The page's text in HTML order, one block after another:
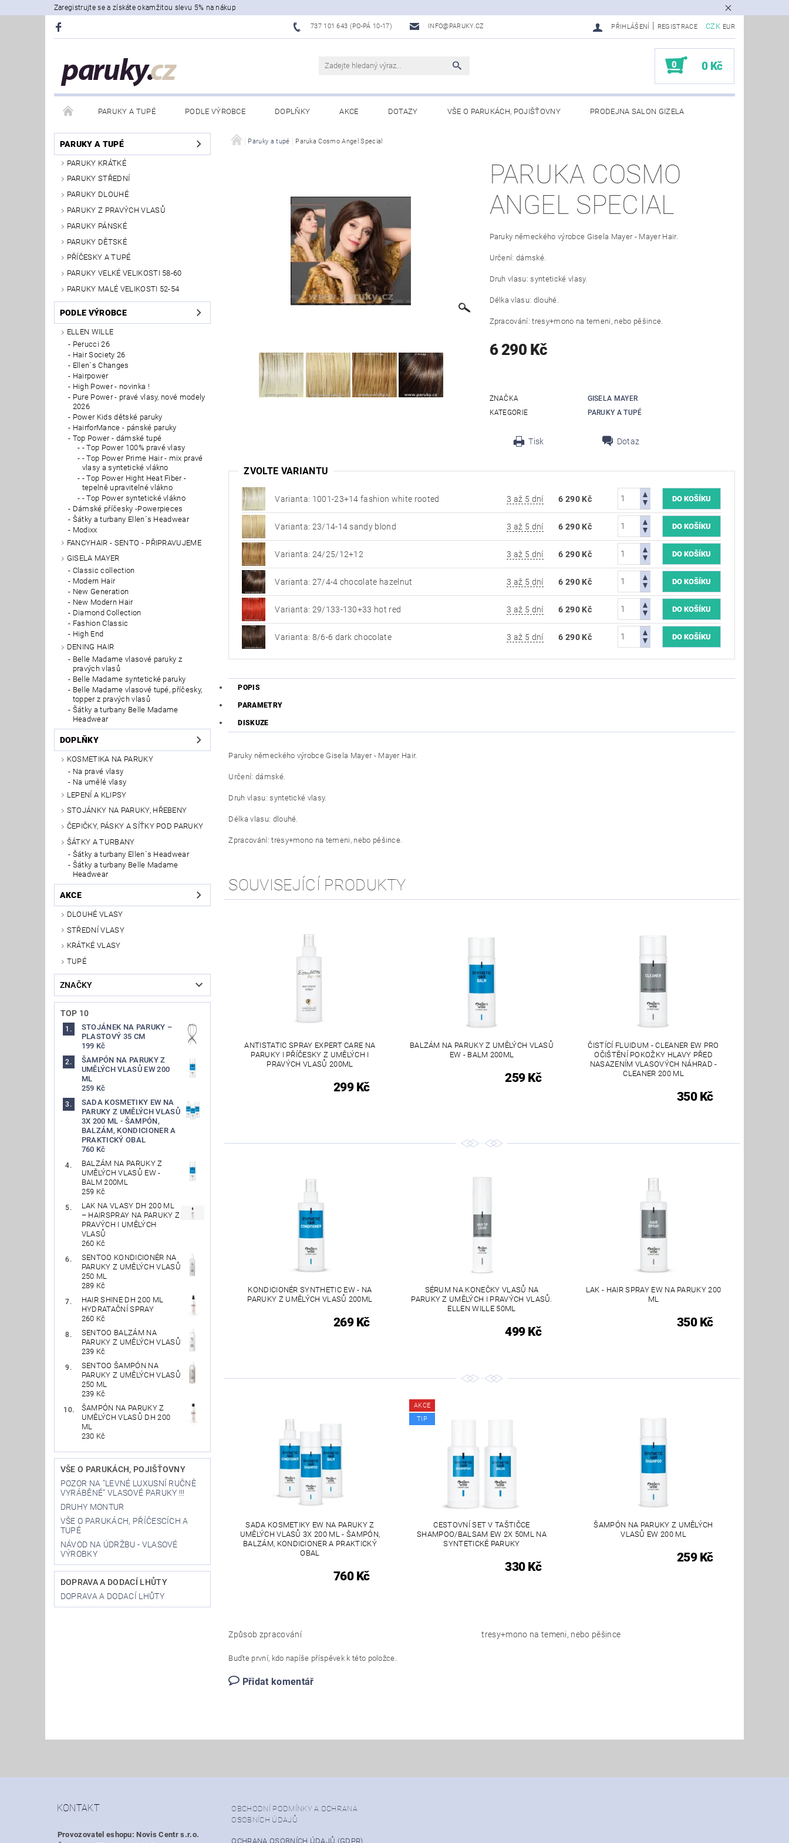
Zaregistrujte se a získáte okamžitou slevu 5% na nákup
737 101 643 (PO-PÁ 10-17) INFO@PARUKY.CZ CZK EUR
PŘIHLÁŠENÍ REGISTRACE
0 0 Kč
PARUKY A TUPÉ PODLE VÝROBCE DOPLŇKY AKCE DOTAZY VŠE O PARUKÁCH, POJIŠŤOVNY PRODEJNA SALON GIZELA
PARUKY A TUPÉ
PARUKY KRÁTKÉ
PARUKY STŘEDNÍ
PARUKY DLOUHÉ
PARUKY Z PRAVÝCH VLASŮ
PARUKY PÁNSKÉ
PARUKY DĚTSKÉ
PŘÍČESKY A TUPÉ
PARUKY VELKÉ VELIKOSTI 58-60
PARUKY MALÉ VELIKOSTI 52-54
PODLE VÝROBCE
ELLEN WILLE
Perucci 26
Hair Society 26
Ellen´s Changes
Hairpower
High Power - novinka !
Pure Power - pravé vlasy, nové modely
2026
Power Kids dětské paruky
HairforMance - pánské paruky
Top Power - dámské tupé
- Top Power 100% pravé vlasy
- Top Power Prime Hair - mix pravé
vlasy a syntetické vlákno
- Top Power Hight Heat Fiber -
tepelně upravitelné vlákno
- Top Power syntetické vlákno
Dámské příčesky -Powerpieces
Šátky a turbany Ellen´s Headwear
Modixx
FANCYHAIR - SENTO - PŘIPRAVUJEME
GISELA MAYER
Classic collection
Modern Hair
New Generation
New Modern Hair
Diamond Collection
Fashion Classic
High End
DENING HAIR
Belle Madame vlasové paruky z
pravých vlasů
Belle Madame syntetické paruky
Belle Madame vlasové tupé, příčesky,
topper z pravých vlasů
Šátky a turbany Belle Madame
Headwear
DOPLŇKY
KOSMETIKA NA PARUKY
Na pravé vlasy
Na umělé vlasy
LEPENÍ A KLIPSY
STOJÁNKY NA PARUKY, HŘEBENY
ČEPIČKY, PÁSKY A SÍŤKY POD PARUKY
ŠÁTKY A TURBANY
Šátky a turbany Ellen´s Headwear
Šátky a turbany Belle Madame
Headwear
AKCE
DLOUHÉ VLASY
STŘEDNÍ VLASY
KRÁTKÉ VLASY
TUPÉ
ZNAČKY
TOP 10
STOJÁNEK NA PARUKY –
PLASTOVÝ 35 CM
199 Kč
ŠAMPÓN NA PARUKY Z
UMĚLÝCH VLASŮ EW 200
ML
259 Kč
SADA KOSMETIKY EW NA
PARUKY Z UMĚLÝCH VLASŮ
3X 200 ML - ŠAMPÓN,
BALZÁM, KONDICIONER A
PRAKTICKÝ OBAL
760 Kč
BALZÁM NA PARUKY Z
UMĚLÝCH VLASŮ EW -
BALM 200ML
259 Kč
LAK NA VLASY DH 200 ML
– HAIRSPRAY NA PARUKY Z
PRAVÝCH I UMĚLÝCH
VLASŮ
260 Kč
SENTOO KONDICIONÉR NA
PARUKY Z UMĚLÝCH VLASŮ
250 ML
289 Kč
HAIR SHINE DH 200 ML
HYDRATAČNÍ SPRAY
260 Kč
SENTOO BALZÁM NA
PARUKY Z UMĚLÝCH VLASŮ
239 Kč
SENTOO ŠAMPÓN NA
PARUKY Z UMĚLÝCH VLASŮ
250 ML
239 Kč
ŠAMPÓN NA PARUKY Z
UMĚLÝCH VLASŮ DH 200
ML
230 Kč
VŠE O PARUKÁCH, POJIŠŤOVNY
POZOR NA "LEVNÉ LUXUSNÍ RUČNĚ
VYRÁBĚNÉ" VLASOVÉ PARUKY !!!
DRUHY MONTUR
VŠE O PARUKÁCH, PŘÍČESCÍCH A
TUPÉ
NÁVOD NA ÚDRŽBU - VLASOVÉ
VÝROBKY
DOPRAVA A DODACÍ LHŮTY
DOPRAVA A DODACÍ LHŮTY
Paruky a tupé Paruka Cosmo Angel Special
PARUKA COSMO
ANGEL SPECIAL
Paruky německého výrobce Gisela Mayer - Mayer Hair.
Určení: dámské.
Druh vlasu: syntetické vlasy.
Délka vlasu: dlouhé.
Zpracování: tresy+mono na temeni, nebo pěšince.
6 290 Kč
ZNAČKA
GISELA MAYER
KATEGORIE
PARUKY A TUPÉ
Tisk Dotaz
ZVOLTE VARIANTU
Varianta: 1001-23+14 fashion white rooted 3 až 5 dní 6 290 Kč
Varianta: 23/14-14 sandy blond 3 až 5 dní 6 290 Kč
Varianta: 24/25/12+12 3 až 5 dní 6 290 Kč
Varianta: 27/4-4 chocolate hazelnut 3 až 5 dní 6 290 Kč
Varianta: 29/133-130+33 hot red 3 až 5 dní 6 290 Kč
Varianta: 8/6-6 dark chocolate 3 až 5 dní 6 290 Kč
POPIS
PARAMETRY
DISKUZE
Paruky německého výrobce Gisela Mayer - Mayer Hair.
Určení: dámské.
Druh vlasu: syntetické vlasy.
Délka vlasu: dlouhé.
Zpracování: tresy+mono na temeni, nebo pěšince.
SOUVISEJÍCÍ PRODUKTY
ANTISTATIC SPRAY EXPERT CARE NA
PARUKY I PŘÍČESKY Z UMĚLÝCH I
PRAVÝCH VLASŮ 200ML
299 Kč
BALZÁM NA PARUKY Z UMĚLÝCH VLASŮ
EW - BALM 200ML
259 Kč
ČISTÍCÍ FLUIDUM - CLEANER EW PRO
OČIŠTĚNÍ POKOŽKY HLAVY PŘED
NASAZENÍM VLASOVÝCH NÁHRAD -
CLEANER 200 ML
350 Kč
KONDICIONÉR SYNTHETIC EW - NA
PARUKY Z UMĚLÝCH VLASŮ 200ML
269 Kč
SÉRUM NA KONEČKY VLASŮ NA
PARUKY Z UMĚLÝCH I PRAVÝCH VLASŮ.
ELLEN WILLE 50ML
499 Kč
LAK - HAIR SPRAY EW NA PARUKY 200
ML
350 Kč
SADA KOSMETIKY EW NA PARUKY Z
UMĚLÝCH VLASŮ 3X 200 ML - ŠAMPÓN,
BALZÁM, KONDICIONER A PRAKTICKÝ
OBAL
760 Kč
AKCE
TIP
CESTOVNÍ SET V TAŠTIČCE
SHAMPOO/BALSAM EW 2X 50ML NA
SYNTETICKÉ PARUKY
330 Kč
ŠAMPÓN NA PARUKY Z UMĚLÝCH
VLASŮ EW 200 ML
259 Kč
Způsob zpracování tresy+mono na temeni, nebo pěšince
Buďte první, kdo napíše příspěvek k této položce.
Přidat komentář
KONTAKT
Provozovatel eshopu: Novis Centr s.r.o.
OBCHODNÍ PODMÍNKY A OCHRANA
OSOBNÍCH ÚDAJŮ
OCHRANA OSOBNÍCH ÚDAJŮ (GDPR)